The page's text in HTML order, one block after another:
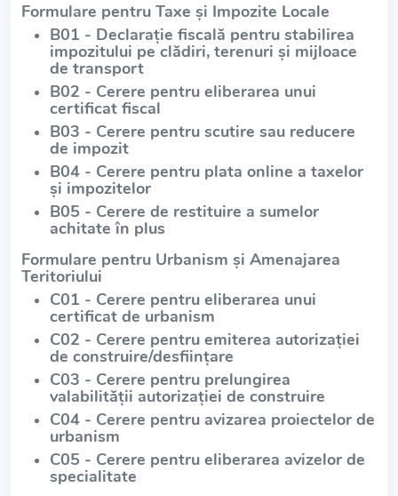
Formulare pentru Taxe și Impozite Locale
B01 - Declarație fiscală pentru stabilirea
impozitului pe clădiri, terenuri și mijloace
de transport
B02 - Cerere pentru eliberarea unui
certificat fiscal
B03 - Cerere pentru scutire sau reducere
de impozit
B04 - Cerere pentru plata online a taxelor
și impozitelor
B05 - Cerere de restituire a sumelor
achitate în plus
Formulare pentru Urbanism și Amenajarea
Teritoriului
C01 - Cerere pentru eliberarea unui
certificat de urbanism
C02 - Cerere pentru emiterea autorizației
de construire/desființare
C03 - Cerere pentru prelungirea
valabilității autorizației de construire
C04 - Cerere pentru avizarea proiectelor de
urbanism
C05 - Cerere pentru eliberarea avizelor de
specialitate